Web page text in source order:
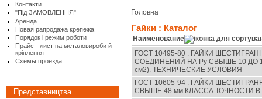
Контакти
"Під ЗАМОВЛЕННЯ"
Аренда
Новая рапродажа крепежа
Порядок і режим роботи
Прайс - лист на металовироби й
кріплення
Схемы проезда
Представництва
Головна
Гайки : Каталог
Наименование
ГОСТ 10495-80 : ГАЙКИ
СОЕДИНЕНИЙ НА Ру СВЫШЕ 10 ДО
см2). ТЕХНИЧЕСКИЕ УСЛОВИЯ
ГОСТ 10605-94 : ГАЙКИ
СВЫШЕ 48 мм КЛАССА ТОЧНОСТИ В